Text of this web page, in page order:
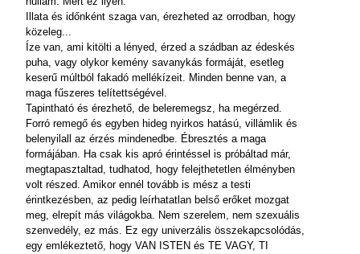
Illata és időnként szaga van, érezheted az orrodban, hogy
közeleg...
Íze van, ami kitölti a lényed, érzed a szádban az édeskés
puha, vagy olykor kemény savanykás formáját, esetleg
keserű múltból fakadó mellékízeit. Minden benne van, a
maga fűszeres telítettségével.
Tapintható és érezhető, de beleremegsz, ha megérzed.
Forró remegő és egyben hideg nyirkos hatású, villámlik és
belenyilall az érzés mindenedbe. Ébresztés a maga
formájában. Ha csak kis apró érintéssel is próbáltad már,
megtapasztaltad, tudhatod, hogy felejthetetlen élményben
volt részed. Amikor ennél tovább is mész a testi
érintkezésben, az pedig leírhatatlan belső erőket mozgat
meg, elrepít más világokba. Nem szerelem, nem szexuális
szenvedély, ez más. Ez egy univerzális összekapcsolódás,
egy emlékeztető, hogy VAN ISTEN és TE VAGY, TI